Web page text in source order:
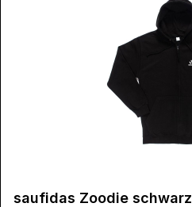
saufidas Zoodie schwarz